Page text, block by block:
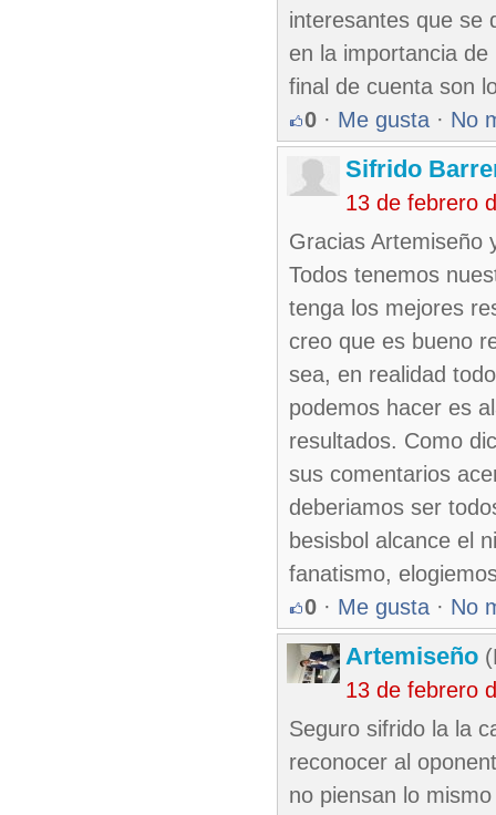
interesantes que se
en la importancia
final de cuenta son
0 · Me gusta · No
Sifrido
13 de febrero
Gracias Artemiseño
Todos tenemos
tenga los mejores
creo que es bueno
sea, en realidad
podemos hacer es
resultados. Como
sus comentarios
deberiamos ser
besisbol alcance el
fanatismo,
0 · Me gusta · No
Artemiseño
13 de febrero
Seguro sifrido la la
reconocer al
no piensan lo